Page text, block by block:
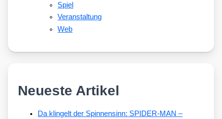
Spiel
Veranstaltung
Web
Neueste Artikel
Da klingelt der Spinnensinn: SPIDER-MAN –